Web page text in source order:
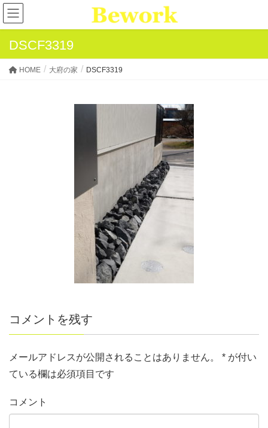
DSCF3319
HOME 大府の家 DSCF3319
コメントを残す
メールアドレスが公開されることはありません。 * が付い
ている欄は必須項目です
コメント